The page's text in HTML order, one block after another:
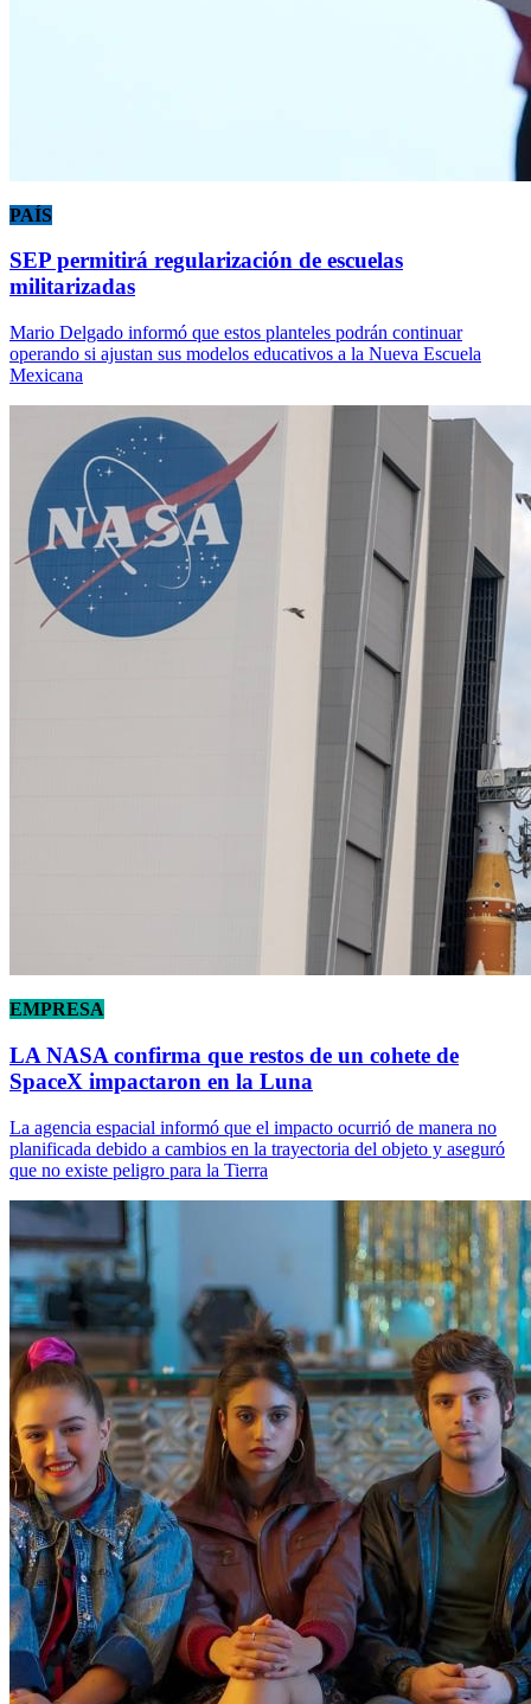
PAÍS
SEP permitirá regularización de escuelas
militarizadas
Mario Delgado informó que estos planteles podrán continuar
operando si ajustan sus modelos educativos a la Nueva Escuela
Mexicana
EMPRESA
LA NASA confirma que restos de un cohete de
SpaceX impactaron en la Luna
La agencia espacial informó que el impacto ocurrió de manera no
planificada debido a cambios en la trayectoria del objeto y aseguró
que no existe peligro para la Tierra